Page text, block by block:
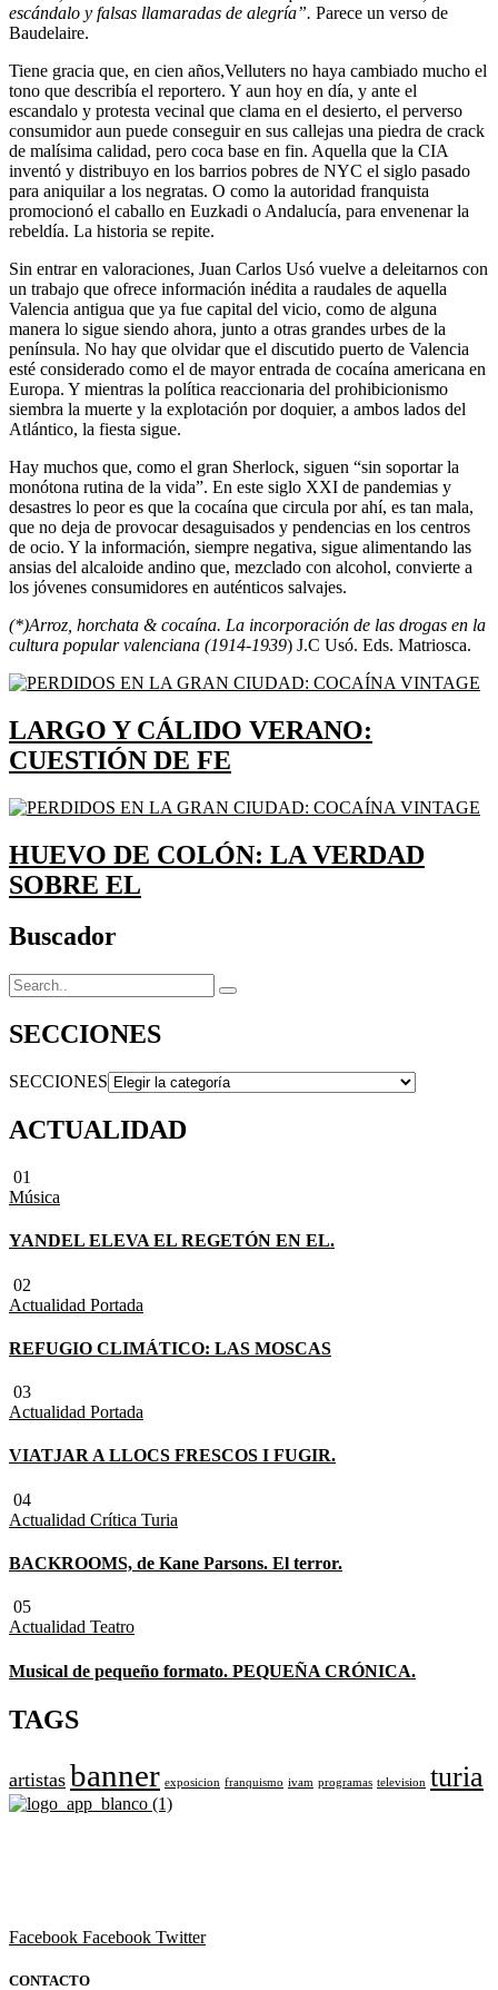
escándalo y falsas llamaradas de alegría”. Parece un verso de
Baudelaire.
Tiene gracia que, en cien años,Velluters no haya cambiado mucho el
tono que describía el reportero. Y aun hoy en día, y ante el
escandalo y protesta vecinal que clama en el desierto, el perverso
consumidor aun puede conseguir en sus callejas una piedra de crack
de malísima calidad, pero coca base en fin. Aquella que la CIA
inventó y distribuyo en los barrios pobres de NYC el siglo pasado
para aniquilar a los negratas. O como la autoridad franquista
promocionó el caballo en Euzkadi o Andalucía, para envenenar la
rebeldía. La historia se repite.
Sin entrar en valoraciones, Juan Carlos Usó vuelve a deleitarnos con
un trabajo que ofrece información inédita a raudales de aquella
Valencia antigua que ya fue capital del vicio, como de alguna
manera lo sigue siendo ahora, junto a otras grandes urbes de la
península. No hay que olvidar que el discutido puerto de Valencia
esté considerado como el de mayor entrada de cocaína americana en
Europa. Y mientras la política reaccionaria del prohibicionismo
siembra la muerte y la explotación por doquier, a ambos lados del
Atlántico, la fiesta sigue.
Hay muchos que, como el gran Sherlock, siguen “sin soportar la
monótona rutina de la vida”. En este siglo XXI de pandemias y
desastres lo peor es que la cocaína que circula por ahí, es tan mala,
que no deja de provocar desaguisados y pendencias en los centros
de ocio. Y la información, siempre negativa, sigue alimentando las
ansias del alcaloide andino que, mezclado con alcohol, convierte a
los jóvenes consumidores en auténticos salvajes.
(*)Arroz, horchata & cocaína. La incorporación de las drogas en la
cultura popular valenciana (1914-1939) J.C Usó. Eds. Matriosca.
LARGO Y CÁLIDO VERANO:
CUESTIÓN DE FE
HUEVO DE COLÓN: LA VERDAD
SOBRE EL
Buscador
SECCIONES
SECCIONES
ACTUALIDAD
01
Música
YANDEL ELEVA EL REGETÓN EN EL.
02
Actualidad Portada
REFUGIO CLIMÁTICO: LAS MOSCAS
03
Actualidad Portada
VIATJAR A LLOCS FRESCOS I FUGIR.
04
Actualidad Crítica Turia
BACKROOMS, de Kane Parsons. El terror.
05
Actualidad Teatro
Musical de pequeño formato. PEQUEÑA CRÓNICA.
TAGS
artistas banner exposicion franquismo ivam programas television turia
Facebook Facebook Twitter
CONTACTO